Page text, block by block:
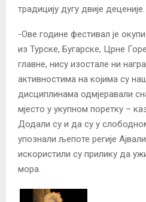
традицију дугу двије деценије.
-Ове године фестивал је
из Турске, Бугарске, Црне
главне, нису изостале ни
активностима на којима су
дисциплинама одмјеравали
мјесто у укупном поретку –
Додали су и да су у
упознали љепоте регије
искористили су прилику да
мора.